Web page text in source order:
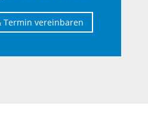
Termin vereinbaren